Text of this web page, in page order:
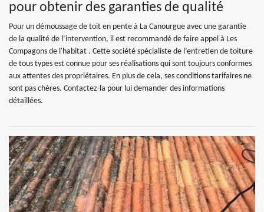
pour obtenir des garanties de qualité
Pour un démoussage de toit en pente à La Canourgue avec une garantie
de la qualité de l’intervention, il est recommandé de faire appel à Les
Compagons de l'habitat . Cette société spécialiste de l’entretien de toiture
de tous types est connue pour ses réalisations qui sont toujours conformes
aux attentes des propriétaires. En plus de cela, ses conditions tarifaires ne
sont pas chères. Contactez-la pour lui demander des informations
détaillées.